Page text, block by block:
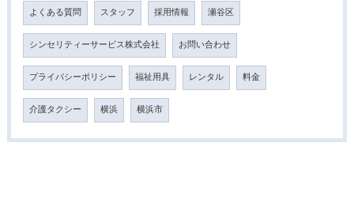
よくある質問 スタッフ 採用情報 瀬谷区
シンセリティーサービス株式会社 お問い合わせ
プライバシーポリシー 福祉用具 レンタル 料金
介護タクシー 横浜 横浜市